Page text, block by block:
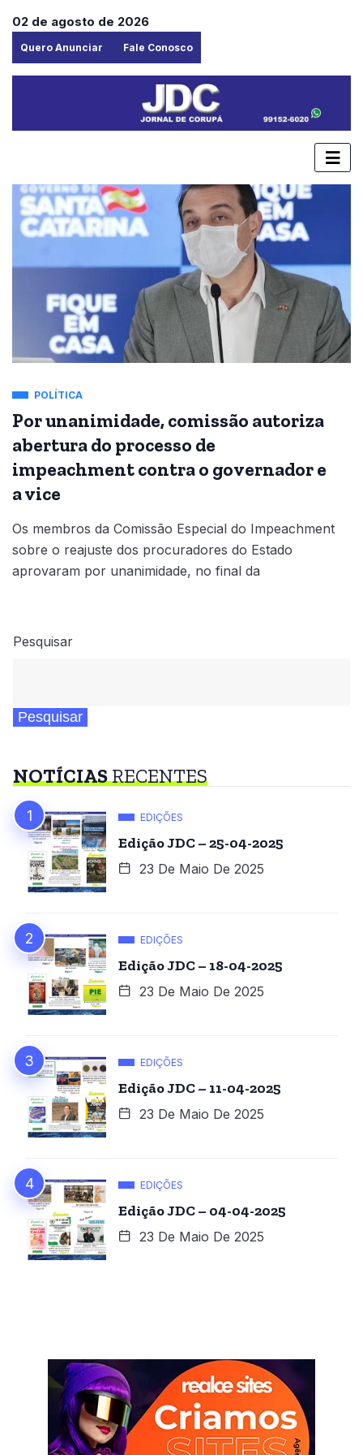
02 de agosto de 2026
Quero Anunciar Fale Conosco
POLÍTICA
Por unanimidade, comissão autoriza
abertura do processo de
impeachment contra o governador e
a vice
Os membros da Comissão Especial do Impeachment
sobre o reajuste dos procuradores do Estado
aprovaram por unanimidade, no final da
Pesquisar
Pesquisar
NOTÍCIASRECENTES
EDIÇÕES
Edição JDC – 25-04-2025
23 De Maio De 2025
EDIÇÕES
Edição JDC – 18-04-2025
23 De Maio De 2025
EDIÇÕES
Edição JDC – 11-04-2025
23 De Maio De 2025
EDIÇÕES
Edição JDC – 04-04-2025
23 De Maio De 2025